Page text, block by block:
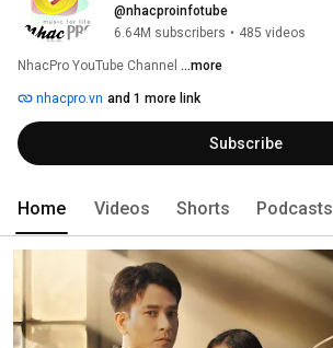
@nhacproinfotube
6.64M subscribers • 485 videos
NhacPro YouTube Channel ...more
nhacpro.vn and 1 more link
Subscribe
Home Videos Shorts Podcasts